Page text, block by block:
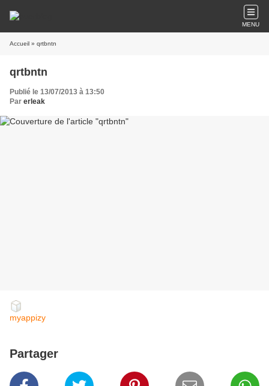
MENU
Accueil » qrtbntn
qrtbntn
Publié le 13/07/2013 à 13:50
Par erleak
myappizy
Partager